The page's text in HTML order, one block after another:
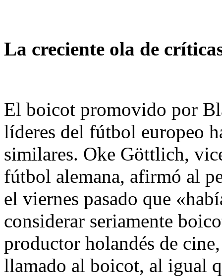
La creciente ola de
El boicot promovido por
líderes del fútbol europeo
similares. Oke Göttlich,
fútbol alemana, afirmó al
el viernes pasado que
considerar seriamente
productor holandés de
llamado al boicot, al igual